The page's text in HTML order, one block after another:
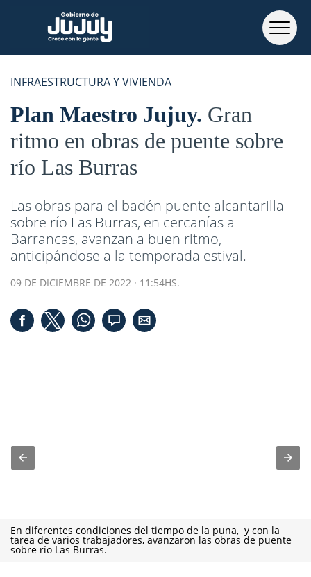
INFRAESTRUCTURA Y VIVIENDA
Plan Maestro Jujuy Gran
ritmo en obras de puente sobre
río Las Burras
Las obras para el badén puente alcantarilla
sobre río Las Burras, en cercanías a
Barrancas, avanzan a buen ritmo,
anticipándose a la temporada estival.
09 DE DICIEMBRE DE 2022 · 11:54HS.
En diferentes condiciones del tiempo de la puna, y con la
tarea de varios trabajadores, avanzaron las obras de puente
sobre río Las Burras.